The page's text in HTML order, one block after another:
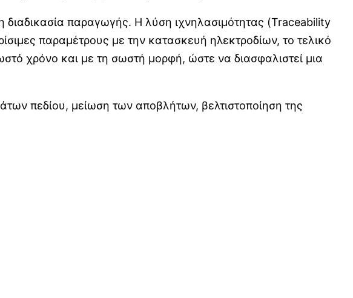
διαδικασία παραγωγής. Η λύση ιχνηλασιμότητας (Traceability
παραμέτρους με την κατασκευή ηλεκτροδίων, το τελικό
χρόνο και με τη σωστή μορφή, ώστε να διασφαλιστεί μια
πεδίου, μείωση των αποβλήτων, βελτιστοποίηση της